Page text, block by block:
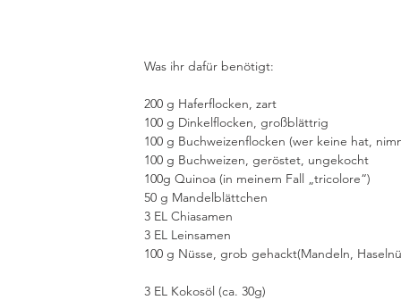
Was ihr dafür benötigt:
200 g Haferflocken, zart
100 g Dinkelflocken, großblättrig
100 g Buchweizenflocken (wer keine hat,
100 g Buchweizen, geröstet, ungekocht
100g Quinoa (in meinem Fall „tricolore“)
50 g Mandelblättchen
3 EL Chiasamen
3 EL Leinsamen
100 g Nüsse, grob gehackt(Mandeln,
3 EL Kokosöl (ca. 30g)